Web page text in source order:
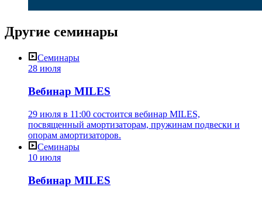
Другие семинары
Семинары
28 июля
Вебинар MILES
29 июля в 11:00 состоится вебинар MILES,
посвященный амортизаторам, пружинам подвески и
опорам амортизаторов.
Семинары
10 июля
Вебинар MILES